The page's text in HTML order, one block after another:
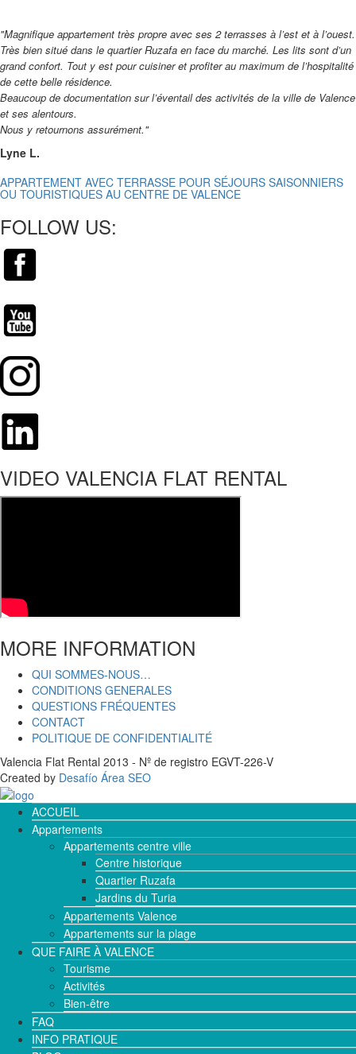
"Magnifique appartement très propre avec ses 2 terrasses à l’est et à l’ouest.
Très bien situé dans le quartier Ruzafa en face du marché. Les lits sont d’un
grand confort. Tout y est pour cuisiner et profiter au maximum de l’hospitalité
de cette belle résidence.
Beaucoup de documentation sur l’éventail des activités de la ville de Valence
et ses alentours.
Nous y retournons assurément."
Lyne L.
APPARTEMENT AVEC TERRASSE POUR SÉJOURS SAISONNIERS
OU TOURISTIQUES AU CENTRE DE VALENCE
FOLLOW US:
VIDEO VALENCIA FLAT RENTAL
MORE INFORMATION
QUI SOMMES-NOUS…
CONDITIONS GENERALES
QUESTIONS FRÉQUENTES
CONTACT
POLITIQUE DE CONFIDENTIALITÉ
Valencia Flat Rental 2013 - Nº de registro EGVT-226-V
Created by Desafío Área SEO
ACCUEIL
Appartements
Appartements centre ville
Centre historique
Quartier Ruzafa
Jardins du Turia
Appartements Valence
Appartements sur la plage
QUE FAIRE À VALENCE
Tourisme
Activités
Bien-être
FAQ
INFO PRATIQUE